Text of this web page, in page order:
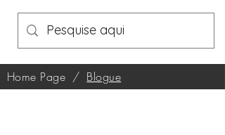
Home Page / Blogue